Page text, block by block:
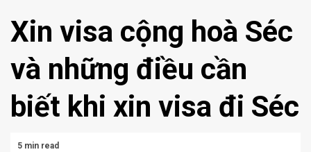
Xin visa cộng hoà Séc
và những điều cần
biết khi xin visa đi Séc
5 min read